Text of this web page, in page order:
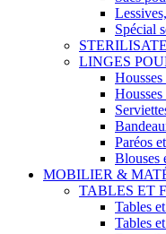
Spécial
LINGES
Housses
Paréos
Blouses
MOBILIER &
TABLES ET
Tables
Tables